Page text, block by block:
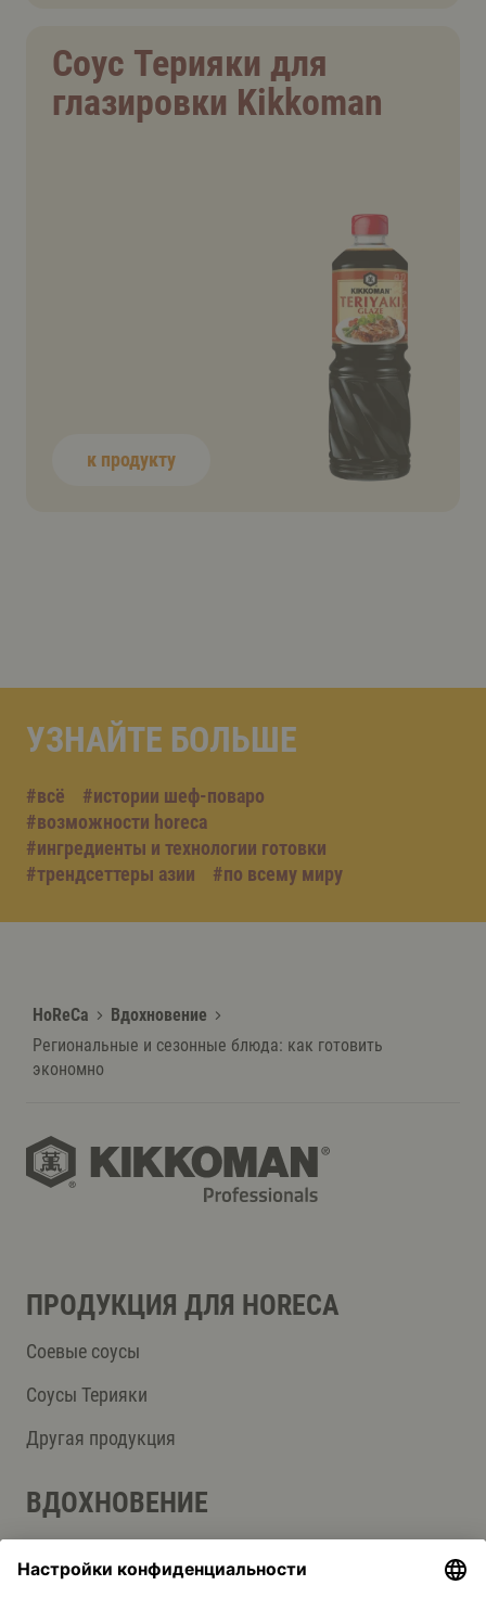
Соус Терияки для
глазировки Kikkoman
к продукту
УЗНАЙТЕ БОЛЬШЕ
#всё
#истории шеф-поваро
#возможности horeca
#ингредиенты и технологии готовки
#трендсеттеры азии
#по всему миру
HoReCa
Вдохновение
Региональные и сезонные блюда: как готовить
экономно
ПРОДУКЦИЯ ДЛЯ HORECA
Соевые соусы
Соусы Терияки
Другая продукция
ВДОХНОВЕНИЕ